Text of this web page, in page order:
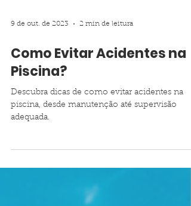
9 de out. de 2023
Como Evitar Acidentes na
Piscina?
piscina, desde manutenção até supervisão